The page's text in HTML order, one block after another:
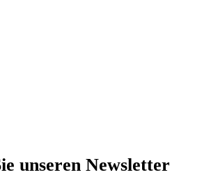
unseren Newsletter